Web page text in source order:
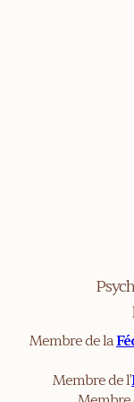
Membre de la
Membre de l'